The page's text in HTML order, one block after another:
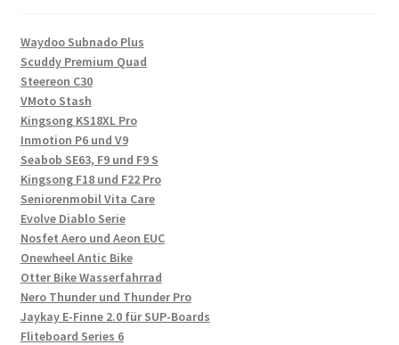
Waydoo Subnado Plus
Scuddy Premium Quad
Steereon C30
VMoto Stash
Kingsong KS18XL Pro
Inmotion P6 und V9
Seabob SE63, F9 und F9 S
Kingsong F18 und F22 Pro
Seniorenmobil Vita Care
Evolve Diablo Serie
Nosfet Aero und Aeon EUC
Onewheel Antic Bike
Otter Bike Wasserfahrrad
Nero Thunder und Thunder Pro
Jaykay E-Finne 2.0 für SUP-Boards
Fliteboard Series 6